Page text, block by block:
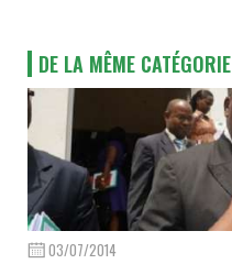
DE LA MÊME CATÉGORIE
03/07/2014